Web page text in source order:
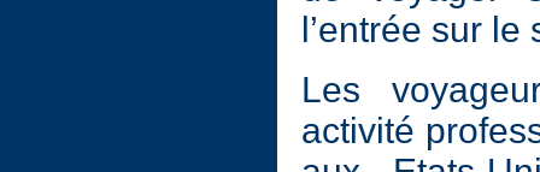
l’entrée sur
Les
activité